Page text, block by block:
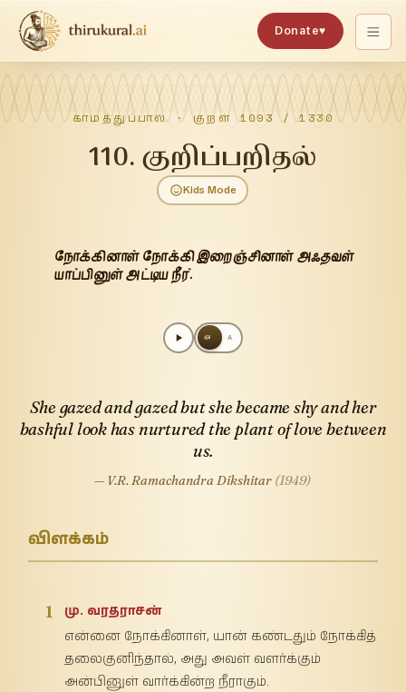
Donate♥
காமத்துப்பால்· குறள்1093 /1330
110.குறிப்பறிதல்
Kids Mode
நோக்கினாள் நோக்கி இறைஞ்சினாள் அஃதவள்
யாப்பினுள் அட்டிய நீர்.
அ A
She gazed and gazed but she became shy and her
bashful look has nurtured the plant of love between
us.
— V.R. Ramachandra Dikshitar (1949)
விளக்கம்
1
மு. வரதராசன்
என்னை நோக்கினாள், யான் கண்டதும் நோக்கித்
தலைகுனிந்தால், அது அவள் வளர்க்கும்
அன்பினுள் வார்க்கின்ற நீராகும்.